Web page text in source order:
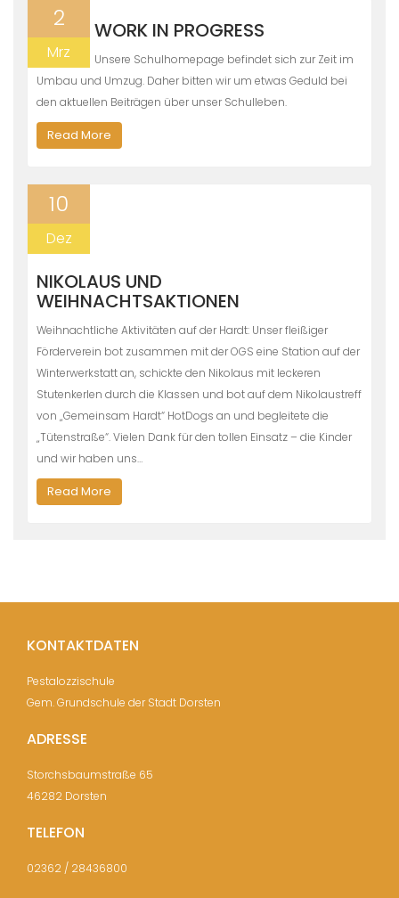
2
Mrz
WORK IN PROGRESS
Unsere Schulhomepage befindet sich zur Zeit im
Umbau und Umzug. Daher bitten wir um etwas Geduld bei
den aktuellen Beiträgen über unser Schulleben.
Read More
10
Dez
NIKOLAUS UND
WEIHNACHTSAKTIONEN
Weihnachtliche Aktivitäten auf der Hardt: Unser fleißiger
Förderverein bot zusammen mit der OGS eine Station auf der
Winterwerkstatt an, schickte den Nikolaus mit leckeren
Stutenkerlen durch die Klassen und bot auf dem Nikolaustreff
von „Gemeinsam Hardt“ HotDogs an und begleitete die
„Tütenstraße“. Vielen Dank für den tollen Einsatz – die Kinder
und wir haben uns…
Read More
KONTAKTDATEN
Pestalozzischule
Gem. Grundschule der Stadt Dorsten
ADRESSE
Storchsbaumstraße 65
46282 Dorsten
TELEFON
02362 / 28436800